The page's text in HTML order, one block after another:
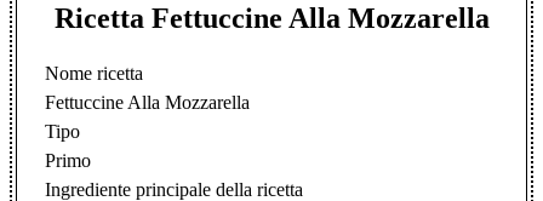
Ricetta Fettuccine Alla Mozzarella
Nome ricetta
Fettuccine Alla Mozzarella
Tipo
Primo
Ingrediente principale della ricetta